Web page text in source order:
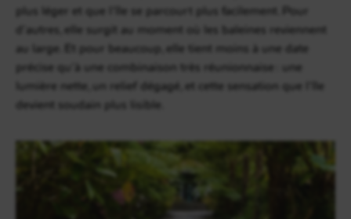
plus léger et que l’île se parcourt plus facilement. Pour
d’autres, elle surgit au moment où les baleines reviennent
au large. Et pour beaucoup, elle tient moins à une date
précise qu’à une combinaison très réunionnaise : une
lumière nette, un relief dégagé, et cette sensation que l’île
devient soudain plus lisible.